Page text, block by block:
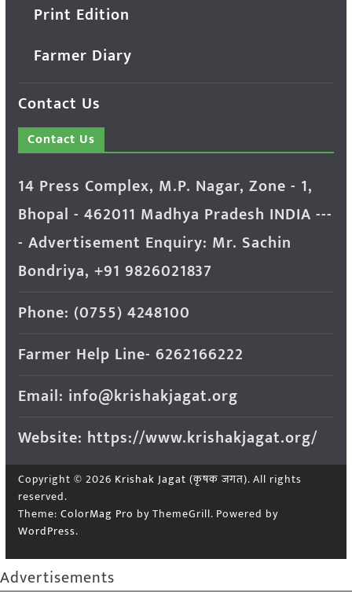
Print Edition
Farmer Diary
Contact Us
Contact Us
14 Press Complex, M.P. Nagar, Zone - 1,
Bhopal - 462011 Madhya Pradesh INDIA ---
- Advertisement Enquiry: Mr. Sachin
Bondriya, +91 9826021837
Phone: (0755) 4248100
Farmer Help Line- 6262166222
Email: info@krishakjagat.org
Website: https://www.krishakjagat.org/
Copyright © 2026 Krishak Jagat (कृषक जगत). All rights
reserved.
Theme: ColorMag Pro by ThemeGrill. Powered by
WordPress.
Advertisements